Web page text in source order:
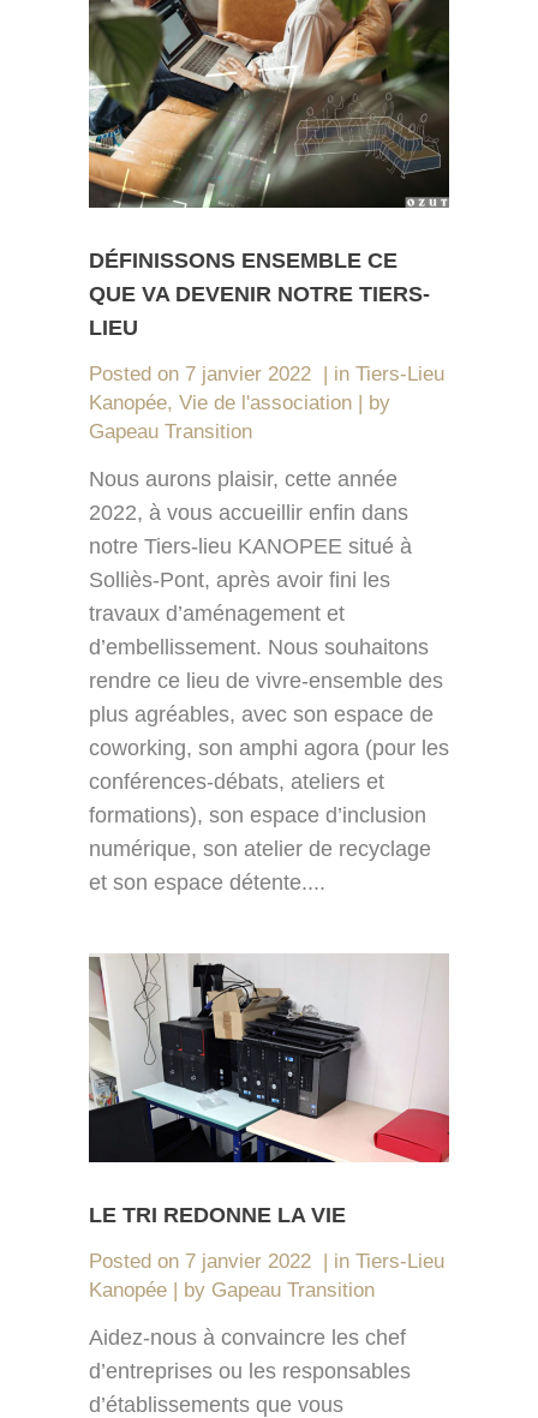
DÉFINISSONS ENSEMBLE CE
QUE VA DEVENIR NOTRE TIERS-
LIEU
Posted on 7 janvier 2022 in Tiers-Lieu
Kanopée, Vie de l'association
by
Gapeau Transition
Nous aurons plaisir, cette année
2022, à vous accueillir enfin dans
notre Tiers-lieu KANOPEE situé à
Solliès-Pont, après avoir fini les
travaux d’aménagement et
d’embellissement. Nous souhaitons
rendre ce lieu de vivre-ensemble des
plus agréables, avec son espace de
coworking, son amphi agora (pour les
conférences-débats, ateliers et
formations), son espace d’inclusion
numérique, son atelier de recyclage
et son espace détente....
LE TRI REDONNE LA VIE
Posted on 7 janvier 2022 in Tiers-Lieu
Kanopée
by Gapeau Transition
Aidez-nous à convaincre les chef
d’entreprises ou les responsables
d’établissements que vous